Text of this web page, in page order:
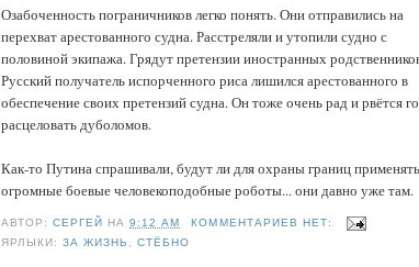
Озабоченность пограничников легко понять. Они отправились на
перехват арестованного судна. Расстреляли и утопили судно с
половиной экипажа. Грядут претензии иностранных
Русский получатель испорченного риса лишился арестованного в
обеспечение своих претензий судна. Он тоже очень рад и рвётся
расцеловать дуболомов.
Как-то Путина спрашивали, будут ли для охраны границ
огромные боевые человекоподобные роботы... они давно уже там.
АВТОР:СЕРГЕЙ НА9:12 AM
КОММЕНТАРИЕВ НЕТ:
ЯРЛЫКИ:ЗА ЖИЗНЬ ,СТЁБНО